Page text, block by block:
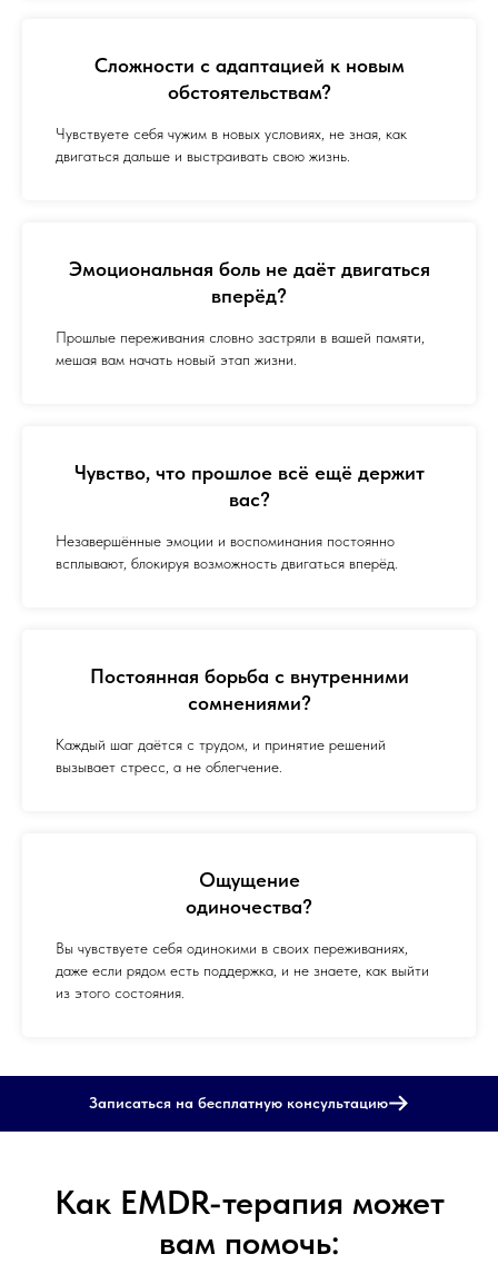
Сложности с адаптацией к новым
обстоятельствам?
Чувствуете себя чужим в новых условиях, не зная, как
двигаться дальше и выстраивать свою жизнь.
Эмоциональная боль не даёт двигаться
вперёд?
Прошлые переживания словно застряли в вашей памяти,
мешая вам начать новый этап жизни.
Чувство, что прошлое всё ещё держит
вас?
Незавершённые эмоции и воспоминания постоянно
всплывают, блокируя возможность двигаться вперёд.
Постоянная борьба с внутренними
сомнениями?
Каждый шаг даётся с трудом, и принятие решений
вызывает стресс, а не облегчение.
Ощущение
одиночества?
Вы чувствуете себя одинокими в своих переживаниях,
даже если рядом есть поддержка, и не знаете, как выйти
из этого состояния.
Записаться на бесплатную консультацию
Как EMDR-терапия может
вам помочь: